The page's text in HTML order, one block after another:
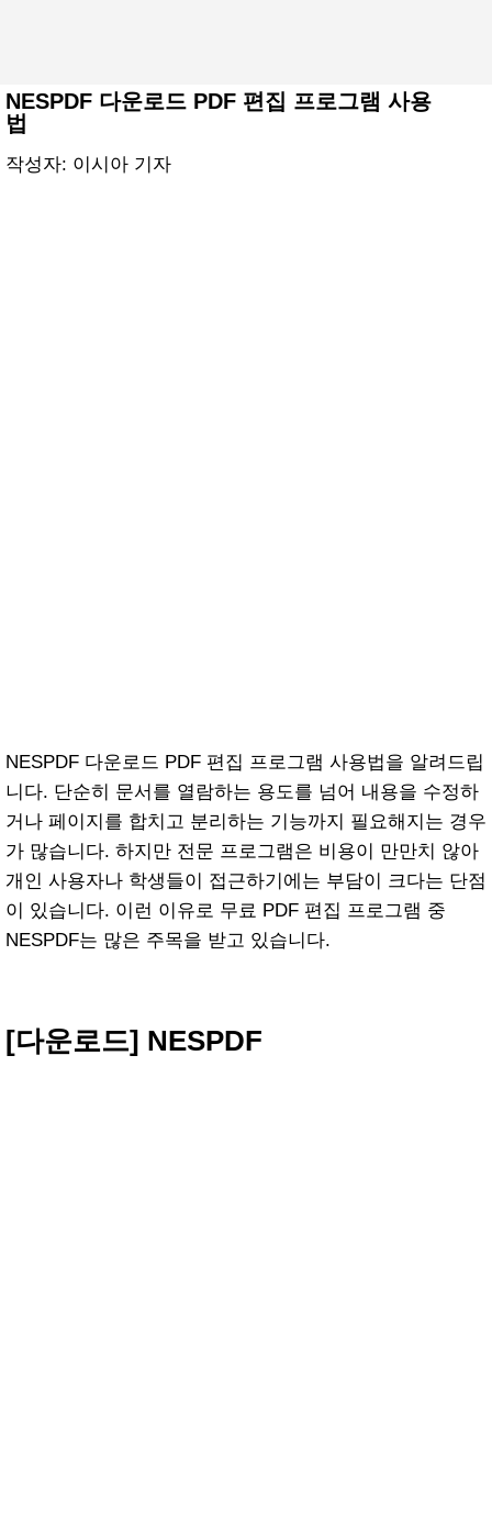
NESPDF 다운로드 PDF 편집 프로그램 사용
법
작성자: 이시아 기자
NESPDF 다운로드 PDF 편집 프로그램 사용법을 알려드립
니다. 단순히 문서를 열람하는 용도를 넘어 내용을 수정하
거나 페이지를 합치고 분리하는 기능까지 필요해지는 경우
가 많습니다. 하지만 전문 프로그램은 비용이 만만치 않아
개인 사용자나 학생들이 접근하기에는 부담이 크다는 단점
이 있습니다. 이런 이유로 무료 PDF 편집 프로그램 중
NESPDF는 많은 주목을 받고 있습니다.
[다운로드] NESPDF